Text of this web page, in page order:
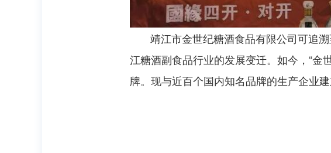
靖江市金世纪糖酒食品有限公司可追溯
江糖酒副食品行业的发展变迁。如今，“金
牌。现与近百个国内知名品牌的生产企